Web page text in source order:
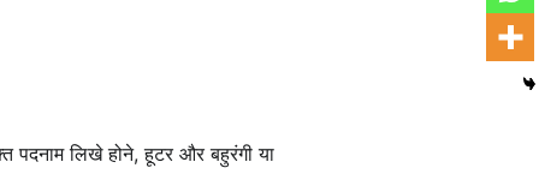
पदनाम लिखे होने, हूटर और बहुरंगी या